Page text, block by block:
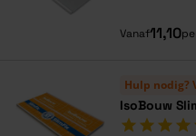
Vanaf11,10
Hulp nodig?
IsoBouw